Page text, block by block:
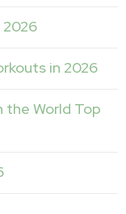
in 2026
the World Top